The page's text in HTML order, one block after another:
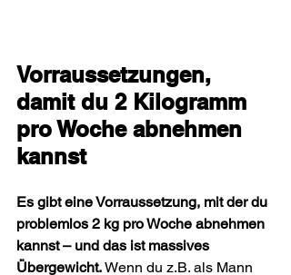
Vorraussetzungen,
damit du 2 Kilogramm
pro Woche abnehmen
kannst
Es gibt eine Vorraussetzung, mit der du
problemlos 2 kg pro Woche abnehmen
kannst – und das ist massives
Übergewicht. Wenn du z.B. als Mann